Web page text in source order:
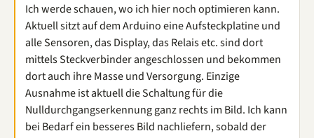
Ich werde schauen, wo ich hier noch optimieren kann.
Aktuell sitzt auf dem Arduino eine Aufsteckplatine und
alle Sensoren, das Display, das Relais etc. sind dort
mittels Steckverbinder angeschlossen und bekommen
dort auch ihre Masse und Versorgung. Einzige
Ausnahme ist aktuell die Schaltung für die
Nulldurchgangserkennung ganz rechts im Bild. Ich kann
bei Bedarf ein besseres Bild nachliefern, sobald der